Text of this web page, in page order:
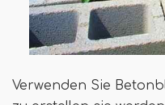
Verwenden Sie